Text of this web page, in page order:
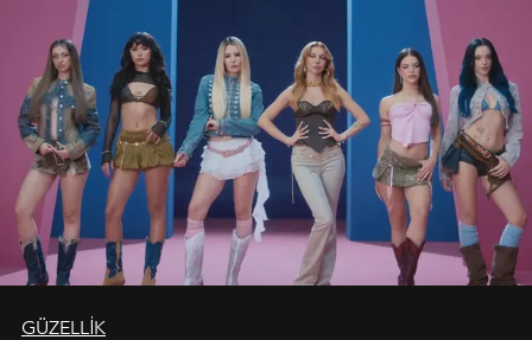
GÜZELLİK